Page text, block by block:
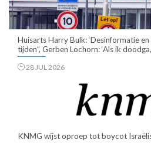
Huisarts Harry Bulk: ‘Desinformatie
tijden”, Gerben Lochorn: ‘Als ik
28 JUL 2026
KNMG wijst oproep tot boycot